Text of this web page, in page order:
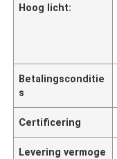
Hoog licht:
Betalingsconditie
s
Certificering
Levering vermoge